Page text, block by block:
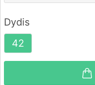
Dydis
42